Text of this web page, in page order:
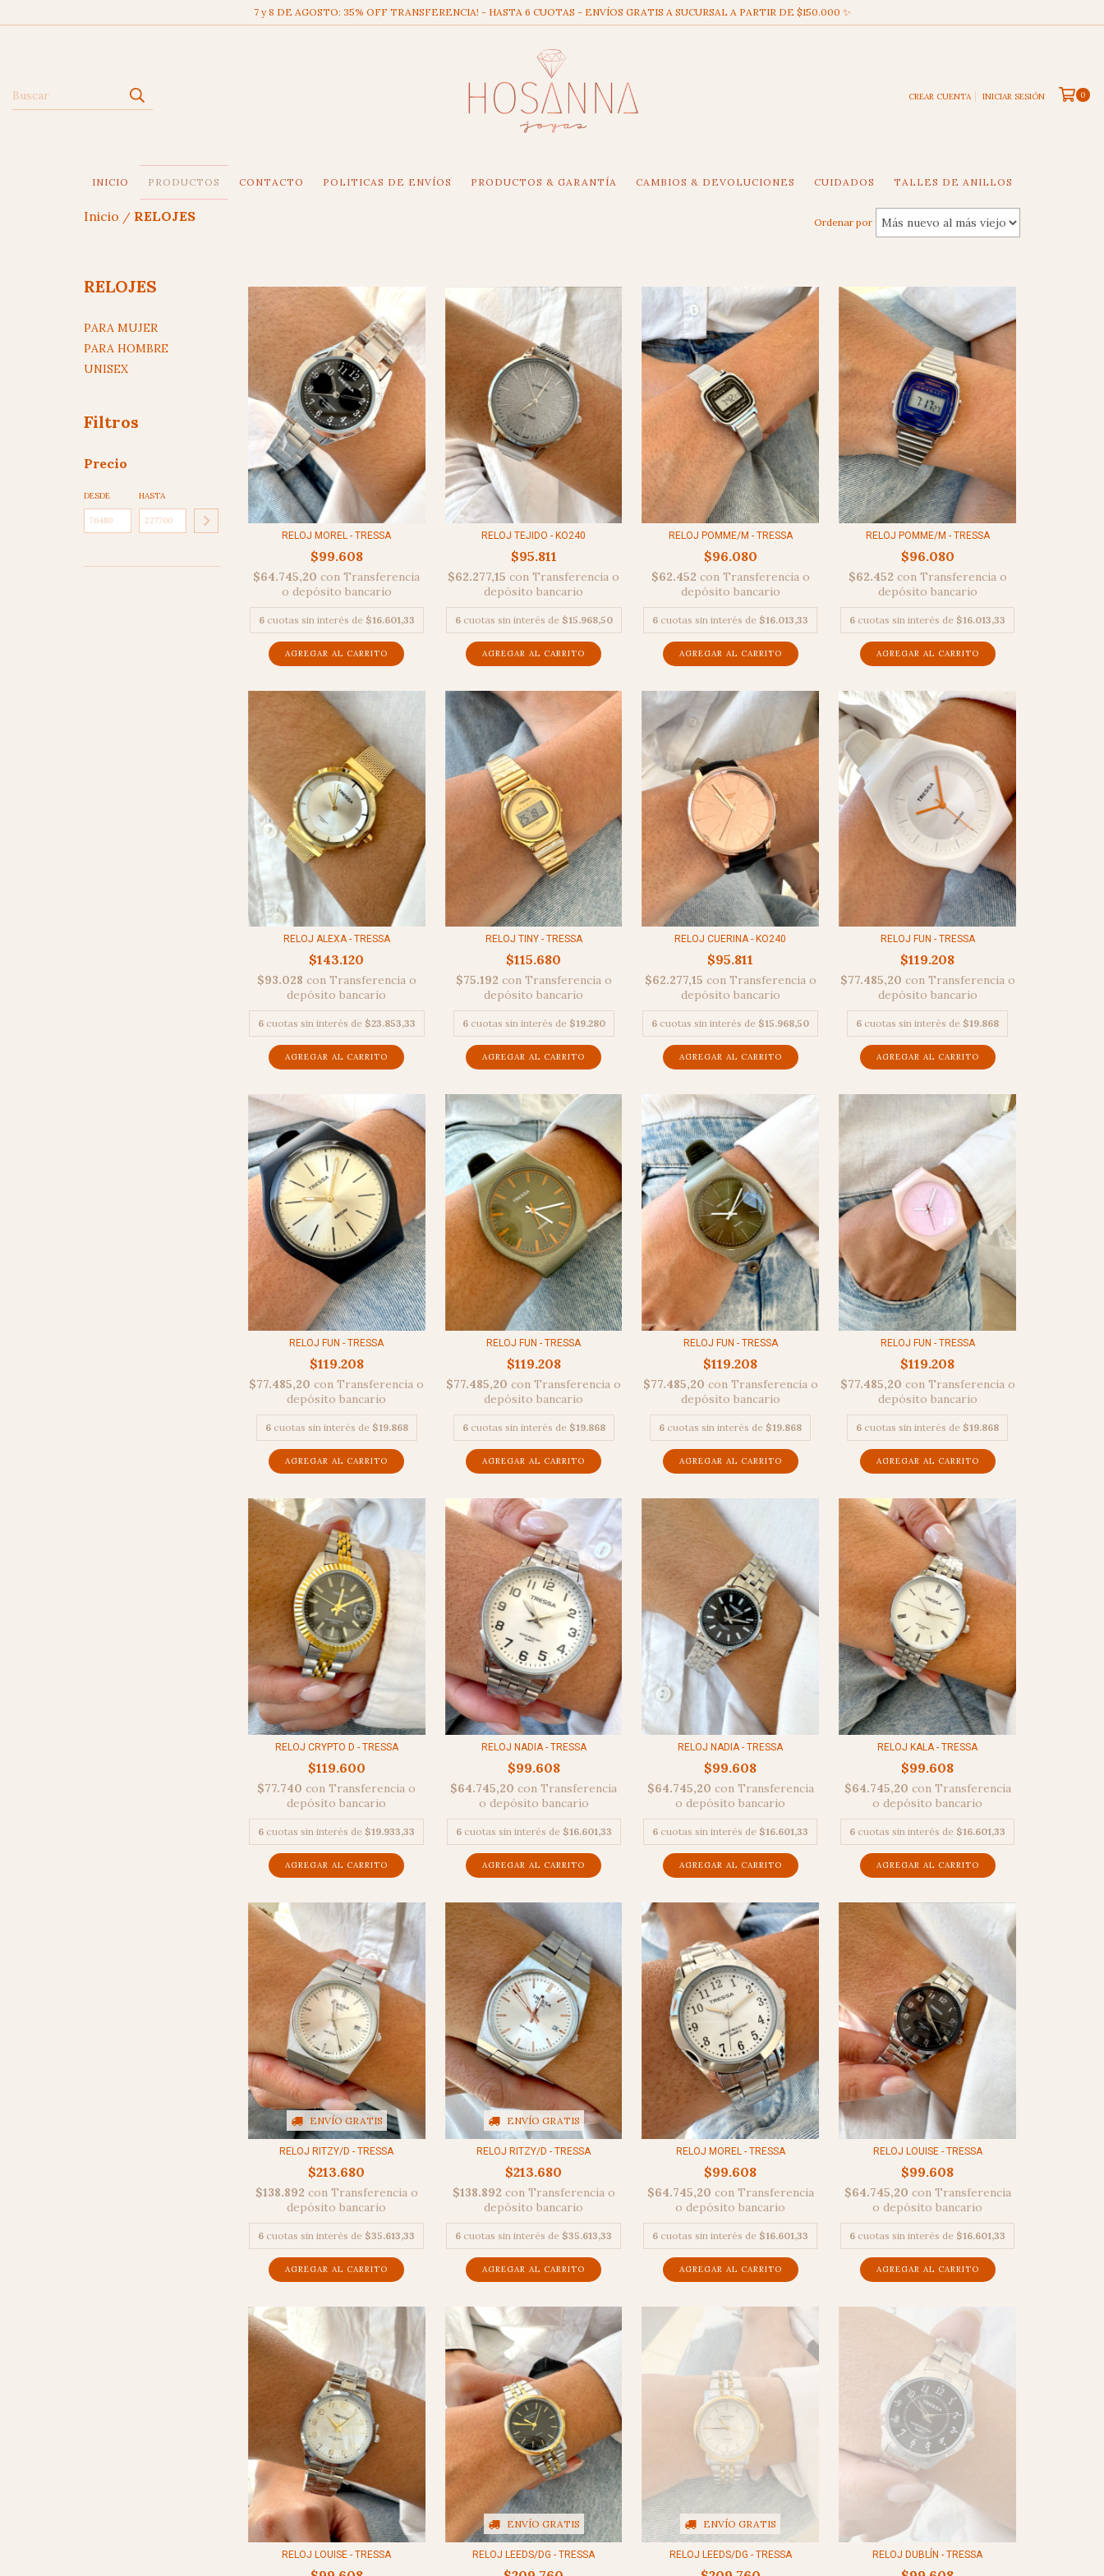
7 y 8 DE AGOSTO: 35% OFF TRANSFERENCIA! - HASTA 6 CUOTAS - ENVÍOS GRATIS A SUCURSAL A PARTIR DE $150.000 ✨
CREAR CUENTA INICIAR SESIÓN 0
INICIO PRODUCTOS CONTACTO POLITICAS DE ENVÍOS PRODUCTOS & GARANTÍA CAMBIOS & DEVOLUCIONES CUIDADOS TALLES DE ANILLOS
Inicio / RELOJES Ordenar por
RELOJES
PARA MUJER
PARA HOMBRE
UNISEX
Filtros
Precio
DESDE HASTA
RELOJ MOREL - TRESSA
$99.608
$64.745,20con Transferencia
o depósito bancario
6 cuotas sin interés de $16.601,33
RELOJ TEJIDO - KO240
$95.811
$62.277,15con Transferencia o
depósito bancario
6 cuotas sin interés de $15.968,50
RELOJ POMME/M - TRESSA
$96.080
$62.452 con Transferencia o
depósito bancario
6 cuotas sin interés de $16.013,33
RELOJ POMME/M - TRESSA
$96.080
$62.452 con Transferencia o
depósito bancario
6 cuotas sin interés de $16.013,33
RELOJ ALEXA - TRESSA
$143.120
$93.028 con Transferencia o
depósito bancario
6 cuotas sin interés de $23.853,33
RELOJ TINY - TRESSA
$115.680
$75.192 con Transferencia o
depósito bancario
6 cuotas sin interés de $19.280
RELOJ CUERINA - KO240
$95.811
$62.277,15 con Transferencia o
depósito bancario
6 cuotas sin interés de $15.968,50
RELOJ FUN - TRESSA
$119.208
$77.485,20 con Transferencia o
depósito bancario
6 cuotas sin interés de $19.868
RELOJ FUN - TRESSA
$119.208
$77.485,20con Transferencia o
depósito bancario
6 cuotas sin interés de $19.868
RELOJ FUN - TRESSA
$119.208
$77.485,20con Transferencia o
depósito bancario
6 cuotas sin interés de $19.868
RELOJ FUN - TRESSA
$119.208
$77.485,20 con Transferencia o
depósito bancario
6 cuotas sin interés de $19.868
RELOJ FUN - TRESSA
$119.208
$77.485,20 con Transferencia o
depósito bancario
6 cuotas sin interés de $19.868
RELOJ CRYPTO D - TRESSA
$119.600
$77.740con Transferencia o
depósito bancario
6 cuotas sin interés de $19.933,33
RELOJ NADIA - TRESSA
$99.608
$64.745,20con Transferencia
o depósito bancario
6 cuotas sin interés de $16.601,33
RELOJ NADIA - TRESSA
$99.608
$64.745,20 con Transferencia
o depósito bancario
6 cuotas sin interés de $16.601,33
RELOJ KALA - TRESSA
$99.608
$64.745,20 con Transferencia
o depósito bancario
6 cuotas sin interés de $16.601,33
ENVÍO GRATIS
RELOJ RITZY/D - TRESSA
$213.680
$138.892 con Transferencia o
depósito bancario
6 cuotas sin interés de $35.613,33
ENVÍO GRATIS
RELOJ RITZY/D - TRESSA
$213.680
$138.892 con Transferencia o
depósito bancario
6 cuotas sin interés de $35.613,33
RELOJ MOREL - TRESSA
$99.608
$64.745,20 con Transferencia
o depósito bancario
6 cuotas sin interés de $16.601,33
RELOJ LOUISE - TRESSA
$99.608
$64.745,20 con Transferencia
o depósito bancario
6 cuotas sin interés de $16.601,33
RELOJ LOUISE - TRESSA
ENVÍO GRATIS
RELOJ LEEDS/DG - TRESSA
ENVÍO GRATIS
RELOJ LEEDS/DG - TRESSA RELOJ DUBLÍN - TRESSA